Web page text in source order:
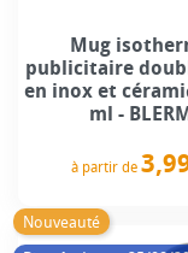
Mug
publicitaire
en inox et
ml - BLERM
à partir de
Nouveauté